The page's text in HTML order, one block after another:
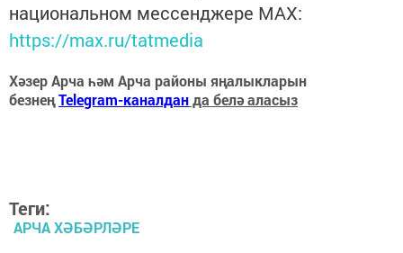
национальном мессенджере MАХ:
https://max.ru/tatmedia
Хәзер Арча һәм Арча районы яңалыкларын
безнеңTelegram-каналданда белә аласыз
Теги:
АРЧА ХӘБӘРЛӘРЕ